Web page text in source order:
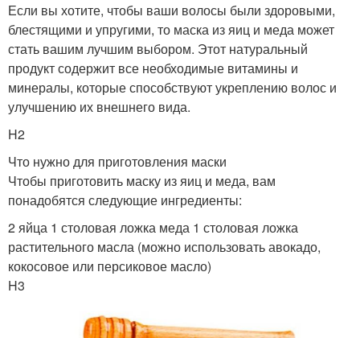
Если вы хотите, чтобы ваши волосы были здоровыми,
блестящими и упругими, то маска из яиц и меда может
стать вашим лучшим выбором. Этот натуральный
продукт содержит все необходимые витамины и
минералы, которые способствуют укреплению волос и
улучшению их внешнего вида.
H2
Что нужно для приготовления маски
Чтобы приготовить маску из яиц и меда, вам
понадобятся следующие ингредиенты:
2 яйца 1 столовая ложка меда 1 столовая ложка
растительного масла (можно использовать авокадо,
кокосовое или персиковое масло)
H3